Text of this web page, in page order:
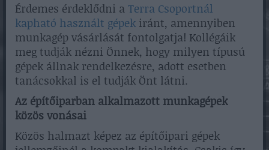
Érdemes érdeklődni aTerra Csoportnál
kapható használt gépek iránt, amennyiben
munkagép vásárlását fontolgatja! Kollégáik
meg tudják nézni Önnek, hogy milyen típusú
gépek állnak rendelkezésre, adott esetben
tanácsokkal is el tudják Önt látni.
Az építőiparban alkalmazott munkagépek
közös vonásai
Közös halmazt képez az építőipari gépek